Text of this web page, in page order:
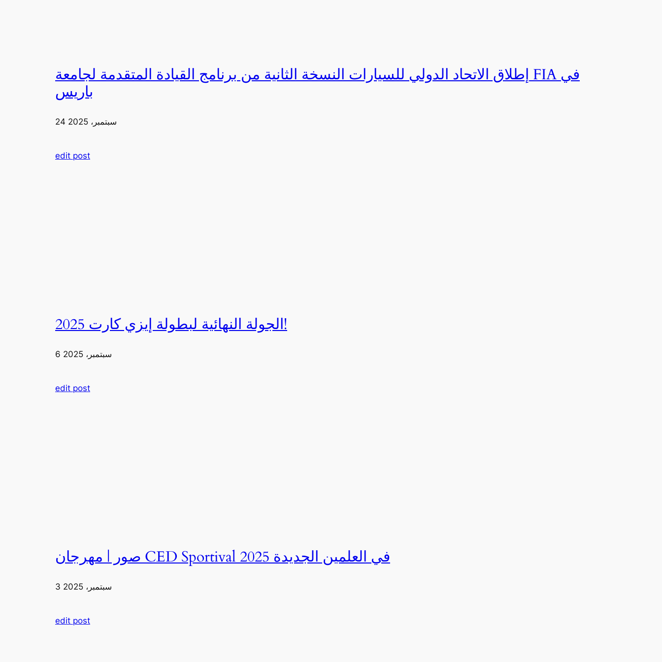
إطلاق الاتحاد الدولي للسيارات النسخة الثانية من برنامج القيادة المتقدمة لجامعة FIA في
باريس
24 سبتمبر، 2025
edit post
الجولة النهائية لبطولة إيزي كارت 2025!
6 سبتمبر، 2025
edit post
صور | مهرجان CED Sportival في العلمين الجديدة 2025
3 سبتمبر، 2025
edit post